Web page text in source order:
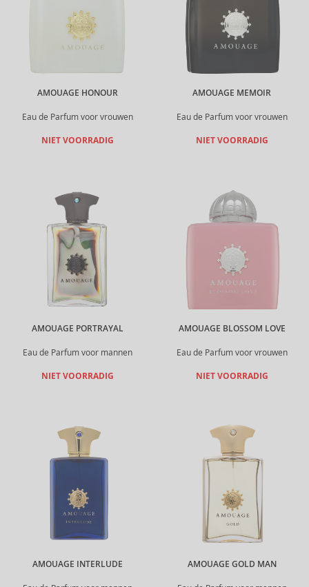
AMOUAGE HONOUR
Eau de Parfum voor vrouwen
NIET VOORRADIG
AMOUAGE MEMOIR
Eau de Parfum voor vrouwen
NIET VOORRADIG
AMOUAGE PORTRAYAL
Eau de Parfum voor mannen
NIET VOORRADIG
AMOUAGE BLOSSOM LOVE
Eau de Parfum voor vrouwen
NIET VOORRADIG
AMOUAGE INTERLUDE AMOUAGE GOLD MAN